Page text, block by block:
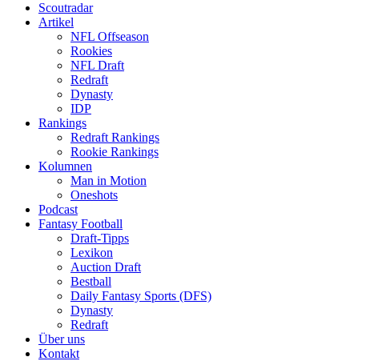
Scoutradar
Artikel
NFL Offseason
Rookies
NFL Draft
Redraft
Dynasty
IDP
Rankings
Redraft Rankings
Rookie Rankings
Kolumnen
Man in Motion
Oneshots
Podcast
Fantasy Football
Draft-Tipps
Lexikon
Auction Draft
Bestball
Daily Fantasy Sports (DFS)
Dynasty
Redraft
Über uns
Kontakt